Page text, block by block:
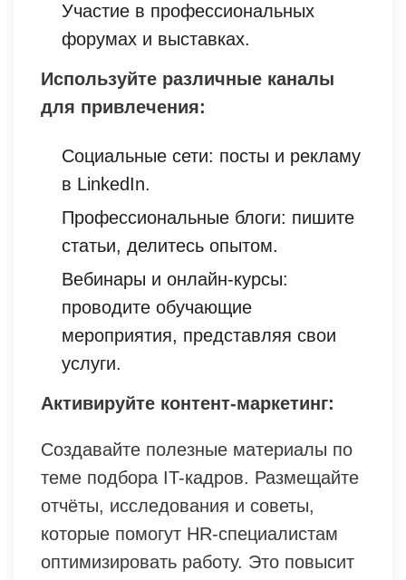
Участие в профессиональных
форумах и выставках.
Используйте различные каналы
для привлечения:
Социальные сети: посты и рекламу
в LinkedIn.
Профессиональные блоги: пишите
статьи, делитесь опытом.
Вебинары и онлайн-курсы:
проводите обучающие
мероприятия, представляя свои
услуги.
Активируйте контент-маркетинг:
Создавайте полезные материалы по
теме подбора IT-кадров. Размещайте
отчёты, исследования и советы,
которые помогут HR-специалистам
оптимизировать работу. Это повысит